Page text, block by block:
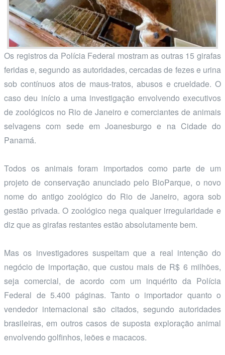
Os registros da Polícia Federal mostram as outras 15 girafas
feridas e, segundo as autoridades, cercadas de fezes e urina
sob contínuos atos de maus-tratos, abusos e crueldade. O
caso deu início a uma investigação envolvendo executivos
de zoológicos no Rio de Janeiro e comerciantes de animais
selvagens com sede em Joanesburgo e na Cidade do
Panamá.
Todos os animais foram importados como parte de um
projeto de conservação anunciado pelo BioParque, o novo
nome do antigo zoológico do Rio de Janeiro, agora sob
gestão privada. O zoológico nega qualquer irregularidade e
diz que as girafas restantes estão absolutamente bem.
Mas os investigadores suspeitam que a real intenção do
negócio de importação, que custou mais de R$ 6 milhões,
seja comercial, de acordo com um inquérito da Polícia
Federal de 5.400 páginas. Tanto o importador quanto o
vendedor internacional são citados, segundo autoridades
brasileiras, em outros casos de suposta exploração animal
envolvendo golfinhos, leões e macacos.